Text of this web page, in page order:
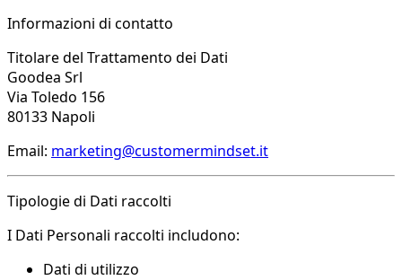
Informazioni di contatto
Titolare del Trattamento dei Dati
Goodea Srl
Via Toledo 156
80133 Napoli
Email: marketing@customermindset.it
Tipologie di Dati raccolti
I Dati Personali raccolti includono:
Dati di utilizzo